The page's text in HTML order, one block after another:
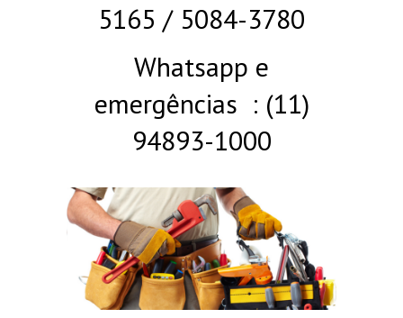
5165 / 5084-3780
Whatsapp e
emergências : (11)
94893-1000